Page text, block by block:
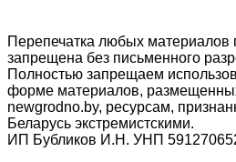
Перепечатка любых материалов
запрещена без письменного
Полностью запрещаем
форме материалов,
newgrodno.by, ресурсам,
Беларусь экстремистскими.
ИП Бубликов И.Н. УНП